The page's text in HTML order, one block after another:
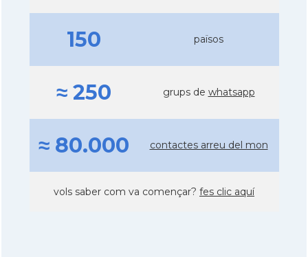
150 països
≈ 250 grups de whatsapp
≈ 80.000 contactes arreu del mon
vols saber com va començar? fes clic aquí